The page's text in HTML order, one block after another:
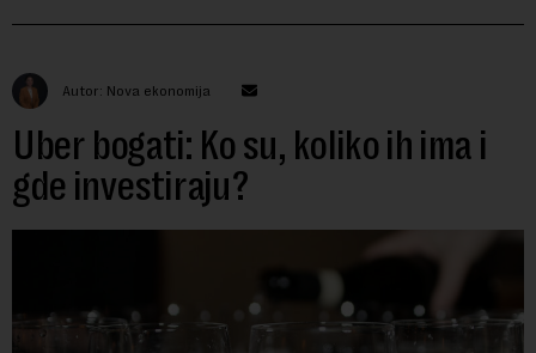
Autor: Nova ekonomija
Uber bogati: Ko su, koliko ih ima i
gde investiraju?